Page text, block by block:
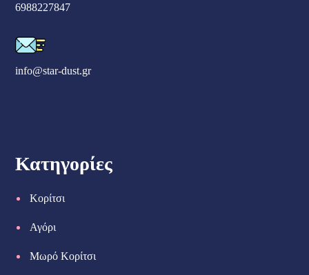
6988227847
info@star-dust.gr
Κατηγορίες
Κορίτσι
Αγόρι
Μωρό Κορίτσι